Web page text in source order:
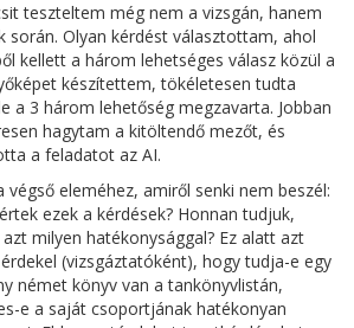
teszteltem még nem a vizsgán, hanem
során. Olyan kérdést választottam, ahol
kellett a három lehetséges válasz közül a
készítettem, tökéletesen tudta
a 3 három lehetőség megzavarta. Jobban
hagytam a kitöltendő mezőt, és
a feladatot az AI.
végső eleméhez, amiről senki nem beszél:
ezek a kérdések? Honnan tudjuk,
milyen hatékonysággal? Ez alatt azt
(vizsgáztatóként), hogy tudja-e egy
német könyv van a tankönyvlistán,
e a saját csoportjának hatékonyan